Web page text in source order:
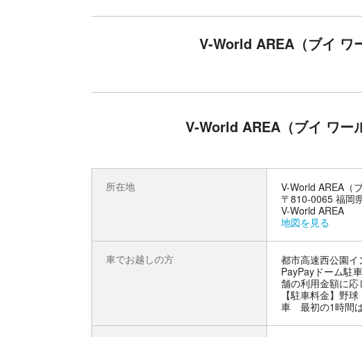
合わせ前方からくるブロックを両手の剣を使って切り点数を
「PHOTON BIKE（フォトンバイク）」など、お子さまから
の動きに合わせて映像が動いたり、まるでゲームの世界に体
V-World AREA（ブイ ワ
V-World AREA（ブイ ワー
所在地
V-World AREA（
〒810-0065 福岡
V-World AREA
地図を見る
車でお越しの方
都市高速西公園
PayPayドーム駐
舗の利用金額に応
【駐車料金】野
車 最初の1時間